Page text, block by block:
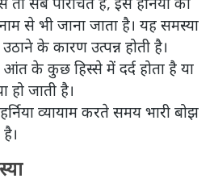
से भी जाना जाता है। यह समस्या
के कारण उत्पन्न होती है।
आंत के कुछ हिस्से में दर्द होता है या
जाती है।
व्यायाम करते समय भारी बोझ